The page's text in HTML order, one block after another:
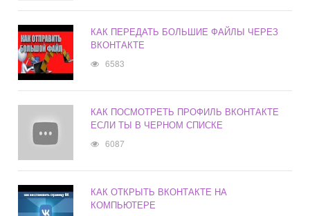
КАК ПЕРЕДАТЬ БОЛЬШИЕ ФАЙЛЫ ЧЕРЕЗ
ВКОНТАКТЕ
6583
КАК ПОСМОТРЕТЬ ПРОФИЛЬ ВКОНТАКТЕ
ЕСЛИ ТЫ В ЧЕРНОМ СПИСКЕ
6087
КАК ОТКРЫТЬ ВКОНТАКТЕ НА
КОМПЬЮТЕРЕ